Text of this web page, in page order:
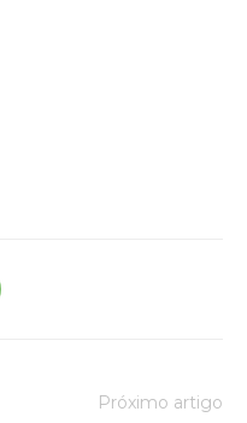
Próximo artigo